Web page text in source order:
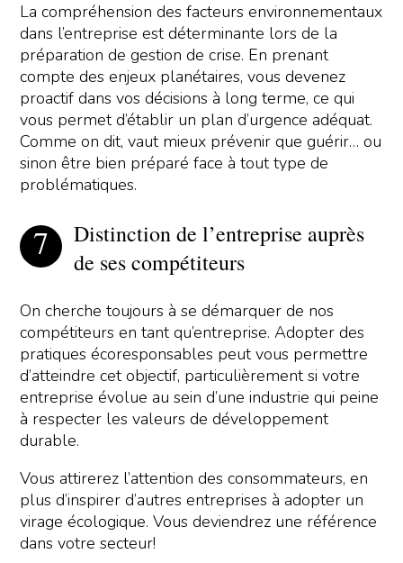
La compréhension des facteurs environnementaux
dans l’entreprise est déterminante lors de la
préparation de gestion de crise. En prenant
compte des enjeux planétaires, vous devenez
proactif dans vos décisions à long terme, ce qui
vous permet d’établir un plan d’urgence adéquat.
Comme on dit, vaut mieux prévenir que guérir… ou
sinon être bien préparé face à tout type de
problématiques.
Distinction de l’entreprise auprès
de ses compétiteurs
On cherche toujours à se démarquer de nos
compétiteurs en tant qu’entreprise. Adopter des
pratiques écoresponsables peut vous permettre
d’atteindre cet objectif, particulièrement si votre
entreprise évolue au sein d’une industrie qui peine
à respecter les valeurs de développement
durable.
Vous attirerez l’attention des consommateurs, en
plus d’inspirer d’autres entreprises à adopter un
virage écologique. Vous deviendrez une référence
dans votre secteur!